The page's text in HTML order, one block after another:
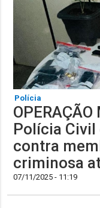
Polícia
Polícia
contra
criminosa
07/11/2025 - 11:19